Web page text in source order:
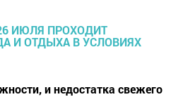
и недостатка свежего